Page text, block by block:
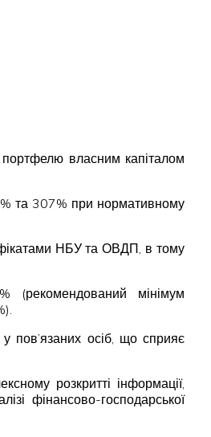
портфелю власним капіталом
та 307% при нормативному
НБУ та ОВДП, в тому
(рекомендований мінімум
пов’язаних осіб, що сприяє
розкритті інформації,
фінансово-господарської